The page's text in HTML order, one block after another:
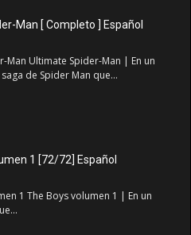
Man [ Completo ] Español
Man Ultimate Spider-Man | En un
de Spider Man que...
1 [72/72] Español
1 The Boys volumen 1 | En un